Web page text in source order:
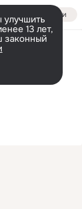
Войти
13 лет,
законный